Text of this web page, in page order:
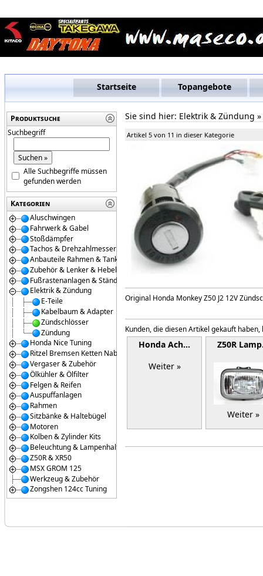
Startseite Topangebote
Produktsuche
Suchbegriff
Alle Suchbegriffe müssen
gefunden werden
Kategorien
Aluschwingen
Fahrwerk & Gabel
Stoßdämpfer
Tachos & Drehzahlmesser
Anbauteile Rahmen & Tanks
Zubehör & Lenker & Hebel
Fußrastenanlagen & Ständer
Elektrik & Zündung
E-Teile
Kabelbaum & Adapter
Zündschlösser
Zündung
Honda Nice Tuning
Ritzel Bremsen Ketten Naben
Vergaser & Zubehör
Ölkühler & Ölfilter
Felgen & Reifen
Auspuffanlagen
Rahmen
Sitzbänke & Haltebügel
Motoren
Kolben & Zylinder Kits
Beleuchtung & Lampenhalter
Z50R & XR50
MSX GROM 125
Werkzeug & Zubehör
Zongshen 124cc Tuning
Sie sind hier: Elektrik & Zündung »
Artikel 5 von 11 in dieser Kategorie
Original Honda Monkey Z50 J2 12V
Kunden, die diesen Artikel gekauft haben,
Honda Ach…
Weiter »
Z50R
Weiter »